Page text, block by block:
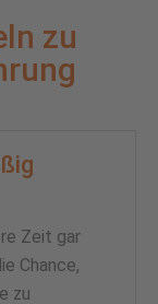
zu
Zeit gar
Chance,
zu